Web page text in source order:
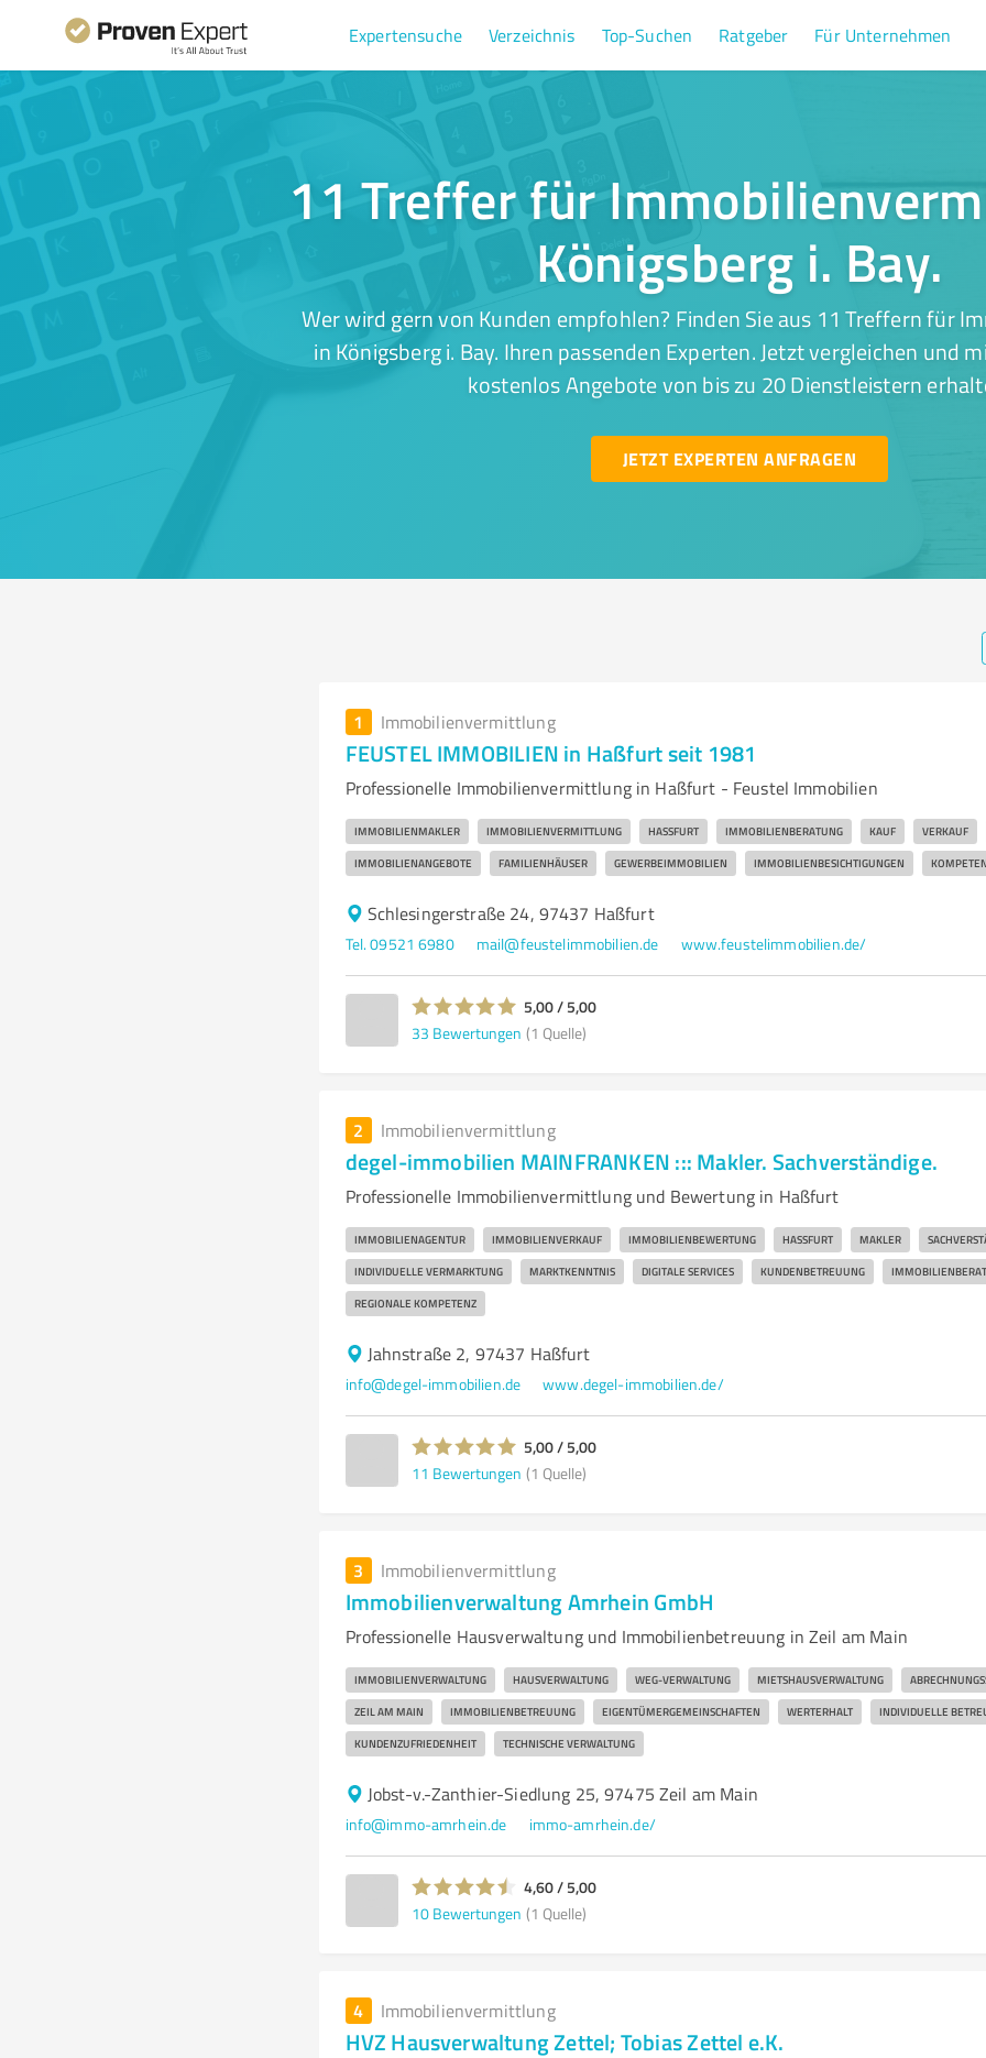
Expertensuche Verzeichnis Top-Suchen Ratgeber Für Unternehmen
11 Treffer für
Königsberg i. Bay.
Wer wird gern von Kunden empfohlen? Finden Sie aus 11 Treffern für
in Königsberg i. Bay. Ihren passenden Experten. Jetzt vergleichen und
kostenlos Angebote von bis zu 20 Dienstleistern
JETZT EXPERTEN ANFRAGEN
1 Immobilienvermittlung
FEUSTEL IMMOBILIEN in Haßfurt seit 1981
Professionelle Immobilienvermittlung in Haßfurt - Feustel Immobilien
IMMOBILIENMAKLER IMMOBILIENVERMITTLUNG HASSFURT IMMOBILIENBERATUNG KAUF VERKAUF
IMMOBILIENANGEBOTE FAMILIENHÄUSER GEWERBEIMMOBILIEN IMMOBILIENBESICHTIGUNGEN
Schlesingerstraße 24, 97437 Haßfurt
Tel. 09521 6980 mail@feustelimmobilien.de www.feustelimmobilien.de/
5,00 / 5,00
33 Bewertungen (1 Quelle)
2 Immobilienvermittlung
degel-immobilien MAINFRANKEN ::: Makler. Sachverständige.
Professionelle Immobilienvermittlung und Bewertung in Haßfurt
IMMOBILIENAGENTUR IMMOBILIENVERKAUF IMMOBILIENBEWERTUNG HASSFURT MAKLER
INDIVIDUELLE VERMARKTUNG MARKTKENNTNIS DIGITALE SERVICES KUNDENBETREUUNG
REGIONALE KOMPETENZ
Jahnstraße 2, 97437 Haßfurt
info@degel-immobilien.de www.degel-immobilien.de/
5,00 / 5,00
11 Bewertungen (1 Quelle)
3 Immobilienvermittlung
Immobilienverwaltung Amrhein GmbH
Professionelle Hausverwaltung und Immobilienbetreuung in Zeil am Main
IMMOBILIENVERWALTUNG HAUSVERWALTUNG WEG-VERWALTUNG MIETSHAUSVERWALTUNG
ZEIL AM MAIN IMMOBILIENBETREUUNG EIGENTÜMERGEMEINSCHAFTEN WERTERHALT INDIVIDUELLE
KUNDENZUFRIEDENHEIT TECHNISCHE VERWALTUNG
Jobst-v.-Zanthier-Siedlung 25, 97475 Zeil am Main
info@immo-amrhein.de immo-amrhein.de/
4,60 / 5,00
10 Bewertungen (1 Quelle)
4 Immobilienvermittlung
HVZ Hausverwaltung Zettel; Tobias Zettel e.K.